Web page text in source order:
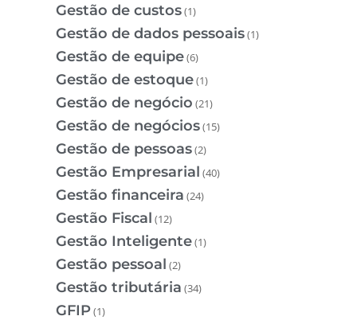
Gestão de custos(1)
Gestão de dados pessoais(1)
Gestão de equipe(6)
Gestão de estoque(1)
Gestão de negócio (21)
Gestão de negócios(15)
Gestão de pessoas(2)
Gestão Empresarial (40)
Gestão financeira (24)
Gestão Fiscal (12)
Gestão Inteligente(1)
Gestão pessoal (2)
Gestão tributária (34)
GFIP(1)